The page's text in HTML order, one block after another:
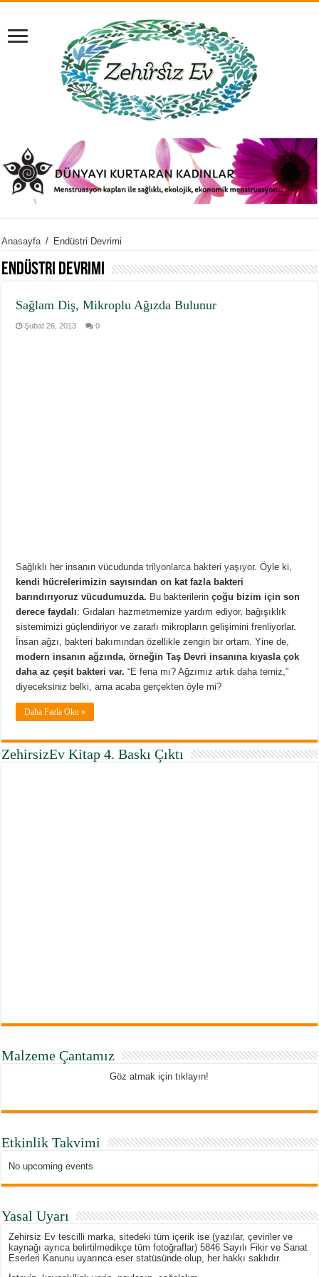
Anasayfa / Endüstri Devrimi
Endüstri Devrimi
Sağlam Diş, Mikroplu Ağızda Bulunur
Şubat 26, 2013 0
Sağlıklı her insanın vücudundatrilyonlarca bakteri yaşıyor. Öyle ki,
kendi hücrelerimizin sayısından on kat fazla bakteri
barındırıyoruz vücudumuzda. Bu bakterilerinçoğu bizim için son
derece faydalı: Gıdaları hazmetmemize yardım ediyor, bağışıklık
sistemimizi güçlendiriyor ve zararlı mikropların gelişimini frenliyorlar.
İnsan ağzı, bakteri bakımından özellikle zengin bir ortam. Yine de,
modern insanın ağzında, örneğin Taş Devri insanına kıyasla çok
daha az çeşit bakteri var. “E fena mı? Ağzımız artık daha temiz,”
diyeceksiniz belki, ama acaba gerçekten öyle mi?
Daha Fazla Oku »
ZehirsizEv Kitap 4. Baskı Çıktı
Malzeme Çantamız
Göz atmak için tıklayın!
Etkinlik Takvimi
No upcoming events
Yasal Uyarı
Zehirsiz Ev tescilli marka, sitedeki tüm içerik ise (yazılar, çeviriler ve
kaynağı ayrıca belirtilmedikçe tüm fotoğraflar) 5846 Sayılı Fikir ve Sanat
Eserleri Kanunu uyarınca eser statüsünde olup, her hakkı saklıdır.